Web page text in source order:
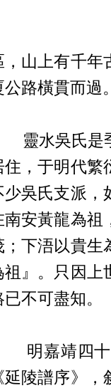
，山上有千年
公路橫貫而過
水吳氏是季
住，于明代繁
少吳氏支派，
南安黃龍為祖
；下浯以貴生
祖』。只因上
已不可盡知。
嘉靖四十
延陵譜序》